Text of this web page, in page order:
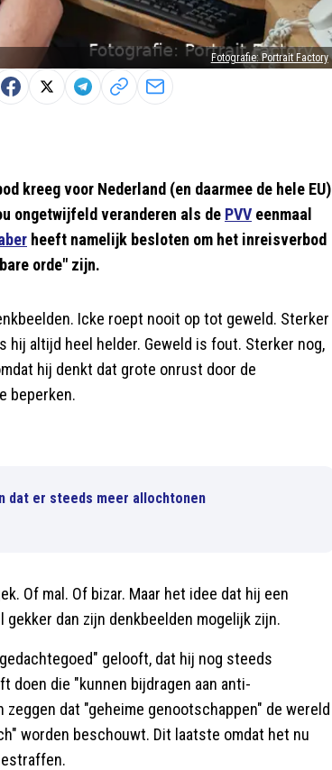
Fotografie: Portrait Factory
kreeg voor Nederland (en daarmee de hele EU)
ongetwijfeld veranderen als de PVV eenmaal
heeft namelijk besloten om het inreisverbod
orde" zijn.
Icke roept nooit op tot geweld. Sterker
hij altijd heel helder. Geweld is fout. Sterker nog,
hij denkt dat grote onrust door de
beperken.
dat er steeds meer allochtonen
Of mal. Of bizar. Maar het idee dat hij een
dan zijn denkbeelden mogelijk zijn.
gelooft, dat hij nog steeds
die "kunnen bijdragen aan anti-
dat "geheime genootschappen" de wereld
worden beschouwt. Dit laatste omdat het nu